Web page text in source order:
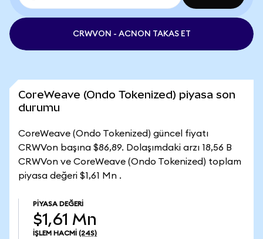
CRWVON - ACNON TAKAS ET
CoreWeave (Ondo Tokenized) piyasa son
durumu
CoreWeave (Ondo Tokenized) güncel fiyatı
CRWVon başına $86,89. Dolaşımdaki arzı 18,56 B
CRWVon ve CoreWeave (Ondo Tokenized) toplam
piyasa değeri $1,61 Mn .
PIYASA DEĞERI
$1,61 Mn
İŞLEM HACMI (24S)